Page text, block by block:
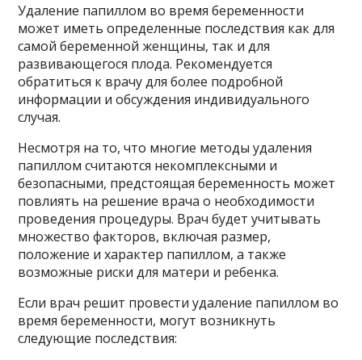
Удаление папиллом во время беременности
может иметь определенные последствия как для
самой беременной женщины, так и для
развивающегося плода. Рекомендуется
обратиться к врачу для более подробной
информации и обсуждения индивидуального
случая.
Несмотря на то, что многие методы удаления
папиллом считаются некомплексными и
безопасными, предстоящая беременность может
повлиять на решение врача о необходимости
проведения процедуры. Врач будет учитывать
множество факторов, включая размер,
положение и характер папиллом, а также
возможные риски для матери и ребенка.
Если врач решит провести удаление папиллом во
время беременности, могут возникнуть
следующие последствия: